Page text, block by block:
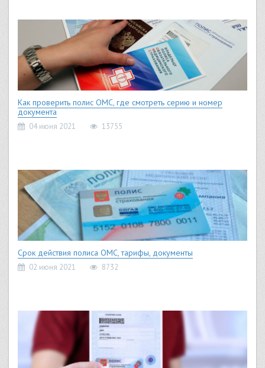
Как проверить полис ОМС, где смотреть серию и номер
документа
04 июня 2021 13755
Срок действия полиса ОМС, тарифы, документы
02 июня 2021 8732